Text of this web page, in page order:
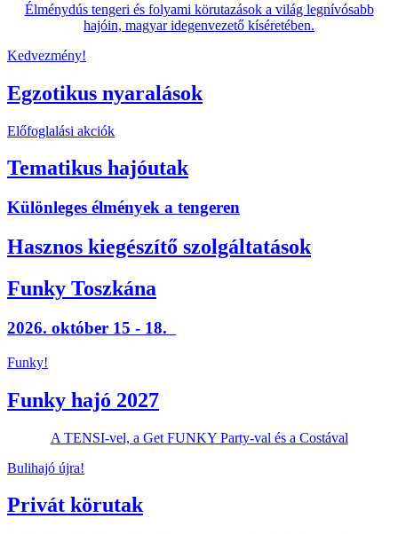
Élménydús tengeri és folyami körutazások a világ legnívósabb
hajóin, magyar idegenvezető kíséretében.
Kedvezmény!
Egzotikus nyaralások
Előfoglalási akciók
Tematikus hajóutak
Különleges élmények a tengeren
Hasznos kiegészítő szolgáltatások
Funky Toszkána
2026. október 15 - 18.
Funky!
Funky hajó 2027
A TENSI-vel, a Get FUNKY Party-val és a Costával
Bulihajó újra!
Privát körutak